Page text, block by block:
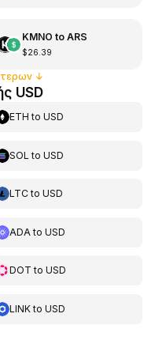
KMNO to ARS
$26.39
↓
USD
ETH toUSD
SOL toUSD
LTCtoUSD
ADA toUSD
DOT toUSD
LINKtoUSD